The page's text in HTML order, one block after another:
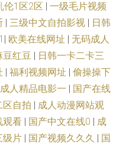
在线 91社区观看 国产成人精
导航 亚洲精品日韩中文字幕
精品一区在线 91视频免费在线
出在线观看 91网站色片 丝袜
频 黄页永久免费观看 欧美日
伦1区2区 | 一级毛片视频
| 三级中文自拍影视 | 日韩
| 欧美在线网址 | 无码成人
豆红豆 | 日韩一卡二卡三
| 福利视频网址 | 偷操操下
成人精品电影一 | 国产在线
区自拍 | 成人动漫网站观
观看 | 国产中文在线0 | 成
级片 | 国产视频久久久 | 国